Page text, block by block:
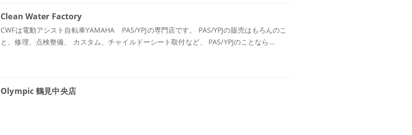
Clean Water Factory
CWFは電動アシスト自転車YAMAHA PAS/YPJの専門店です。 PAS/YPJの販売はもろんのこ
と、修理、点検整備、 カスタム、チャイルドーシート取付など、 PAS/YPJのことなら...
Olympic 鶴見中央店